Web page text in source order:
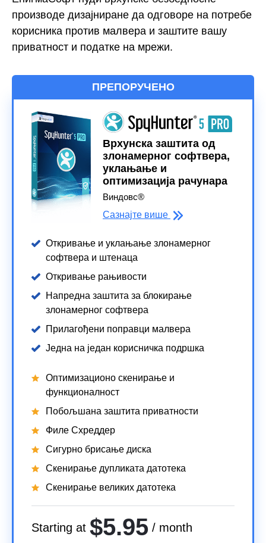
производе дизајниране да одговоре на потребе
корисника против малвера и заштите вашу
приватност и податке на мрежи.
ПРЕПОРУЧЕНО
Врхунска заштита од
злонамерног софтвера,
уклањање и
оптимизација рачунара
Виндовс®
Сазнајте више
Откривање и уклањање злонамерног
софтвера и штенаца
Откривање рањивости
Напредна заштита за блокирање
злонамерног софтвера
Прилагођени поправци малвера
Једна на један корисничка подршка
Оптимизационо скенирање и
функционалност
Побољшана заштита приватности
Филе Схреддер
Сигурно брисање диска
Скенирање дупликата датотека
Скенирање великих датотека
Starting at $5.95 / month